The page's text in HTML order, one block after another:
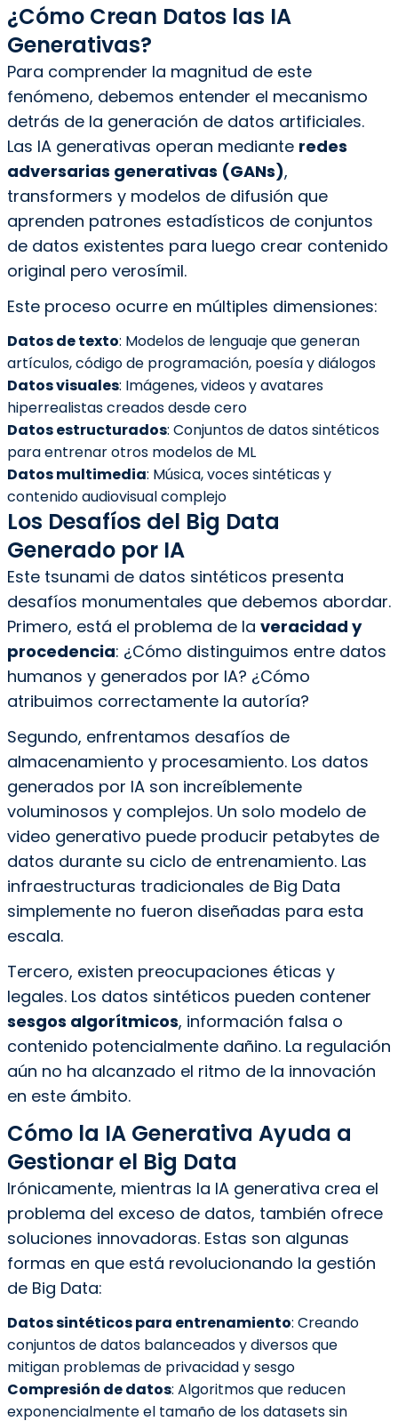
¿Cómo Crean Datos las IA
Generativas?
Para comprender la magnitud de este
fenómeno, debemos entender el mecanismo
detrás de la generación de datos artificiales.
Las IA generativas operan mediante redes
adversarias generativas (GANs),
transformers y modelos de difusión que
aprenden patrones estadísticos de conjuntos
de datos existentes para luego crear contenido
original pero verosímil.
Este proceso ocurre en múltiples dimensiones:
Datos de texto: Modelos de lenguaje que generan
artículos, código de programación, poesía y diálogos
Datos visuales: Imágenes, videos y avatares
hiperrealistas creados desde cero
Datos estructurados: Conjuntos de datos sintéticos
para entrenar otros modelos de ML
Datos multimedia: Música, voces sintéticas y
contenido audiovisual complejo
Los Desafíos del Big Data
Generado por IA
Este tsunami de datos sintéticos presenta
desafíos monumentales que debemos abordar.
Primero, está el problema de la veracidad y
procedencia: ¿Cómo distinguimos entre datos
humanos y generados por IA? ¿Cómo
atribuimos correctamente la autoría?
Segundo, enfrentamos desafíos de
almacenamiento y procesamiento. Los datos
generados por IA son increíblemente
voluminosos y complejos. Un solo modelo de
video generativo puede producir petabytes de
datos durante su ciclo de entrenamiento. Las
infraestructuras tradicionales de Big Data
simplemente no fueron diseñadas para esta
escala.
Tercero, existen preocupaciones éticas y
legales. Los datos sintéticos pueden contener
sesgos algorítmicos, información falsa o
contenido potencialmente dañino. La regulación
aún no ha alcanzado el ritmo de la innovación
en este ámbito.
Cómo la IA Generativa Ayuda a
Gestionar el Big Data
Irónicamente, mientras la IA generativa crea el
problema del exceso de datos, también ofrece
soluciones innovadoras. Estas son algunas
formas en que está revolucionando la gestión
de Big Data:
Datos sintéticos para entrenamiento: Creando
conjuntos de datos balanceados y diversos que
mitigan problemas de privacidad y sesgo
Compresión de datos: Algoritmos que reducen
exponencialmente el tamaño de los datasets sin